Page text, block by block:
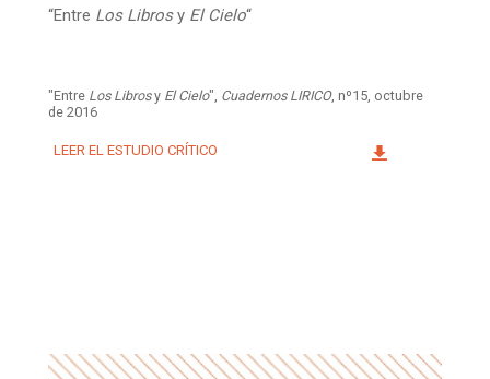
“Entre Los Librosy El Cielo“
"Entre Los Librosy El Cielo", Cuadernos LIRICO, nº15, octubre
de 2016
LEER EL ESTUDIO CRÍTICO